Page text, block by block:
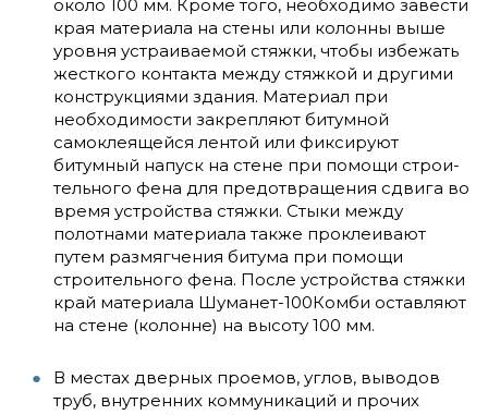
около 100 мм. Кроме того, необходимо завести
края материала на стены или колонны выше
уровня устраиваемой стяжки, чтобы избежать
жесткого контакта между стяжкой и другими
конструкциями здания. Материал при
необходимости закрепляют битумной
самоклеящейся лентой или фиксируют
битумный напуск на стене при помощи строи-
тельного фена для предотвращения сдвига во
время устройства стяжки. Стыки между
полотнами материала также проклеивают
путем размягчения битума при помощи
строительного фена. После устройства стяжки
край материала Шуманет-100Комби оставляют
на стене (колонне) на высоту 100 мм.
В местах дверных проемов, углов, выводов
труб, внутренних коммуникаций и прочих